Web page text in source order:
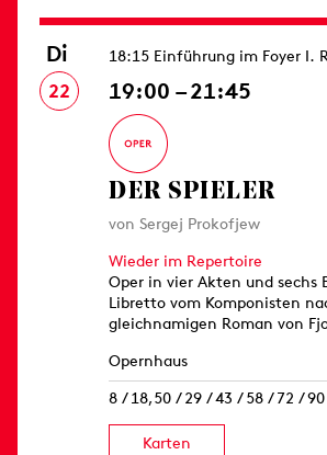
Di
22
18:15 Einführung im Foyer I.
19:00 – 21:45
DER SPIELER
von Sergej Prokofjew
Wieder im Repertoire
Oper in vier Akten und sechs
Libretto vom Komponisten
gleichnamigen Roman von
Opernhaus
8 / 18,50 / 29 / 43 / 58 / 72 /
Karten